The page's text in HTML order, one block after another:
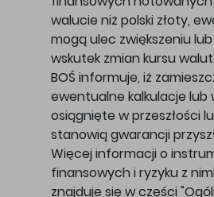
walucie niż polski złoty,
mogą ulec zwiększeniu
wskutek zmian kursu
BOŚ informuje, iż
ewentualne kalkulacje lub
osiągnięte w przeszłości
stanowią gwarancji
Więcej informacji o
finansowych i ryzyku z
znajduje się w części